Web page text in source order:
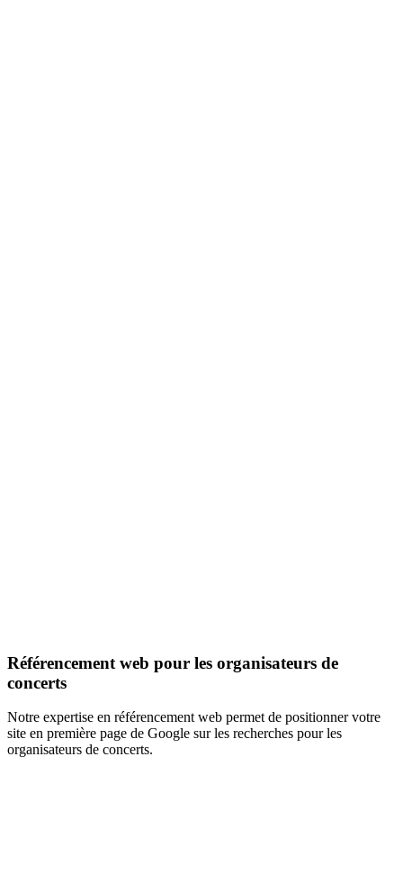
Référencement web pour les organisateurs de
concerts
Notre expertise en référencement web permet de positionner votre
site en première page de Google sur les recherches pour les
organisateurs de concerts.